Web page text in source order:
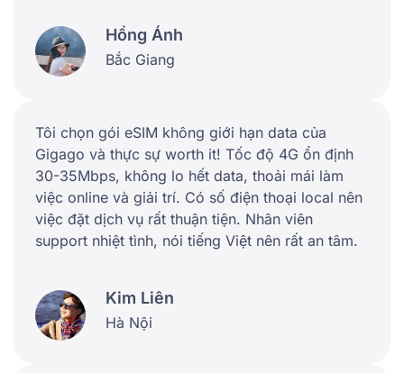
Hồng Ánh
Bắc Giang
Tôi chọn gói eSIM không giới hạn data của
Gigago và thực sự worth it! Tốc độ 4G ổn định
30-35Mbps, không lo hết data, thoải mái làm
việc online và giải trí. Có số điện thoại local nên
việc đặt dịch vụ rất thuận tiện. Nhân viên
support nhiệt tình, nói tiếng Việt nên rất an tâm.
Kim Liên
Hà Nội